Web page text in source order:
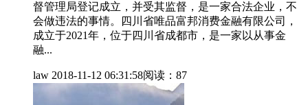
督管理局登记成立，并受其监督，是一家合法企业，不
会做违法的事情。四川省唯品富邦消费金融有限公司，
成立于2021年，位于四川省成都市，是一家以从事金
融...
law 2018-11-12 06:31:58阅读：87